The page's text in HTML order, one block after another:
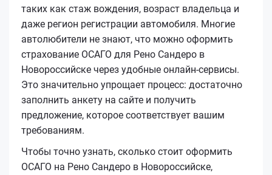
таких как стаж вождения, возраст владельца и
даже регион регистрации автомобиля. Многие
автолюбители не знают, что можно оформить
страхование ОСАГО для Рено Сандеро в
Новороссийске через удобные онлайн-сервисы.
Это значительно упрощает процесс: достаточно
заполнить анкету на сайте и получить
предложение, которое соответствует вашим
требованиям.
Чтобы точно узнать, сколько стоит оформить
ОСАГО на Рено Сандеро в Новороссийске,